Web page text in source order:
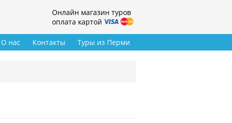
Онлайн магазин туров
оплата картой
Туры из Перми
О нас Контакты